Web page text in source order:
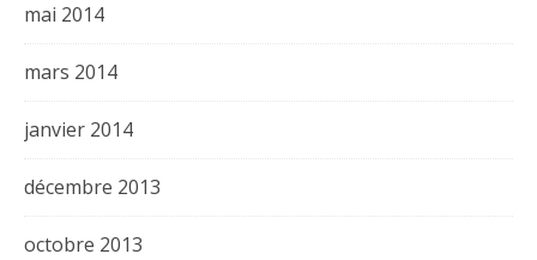
mai 2014
mars 2014
janvier 2014
décembre 2013
octobre 2013